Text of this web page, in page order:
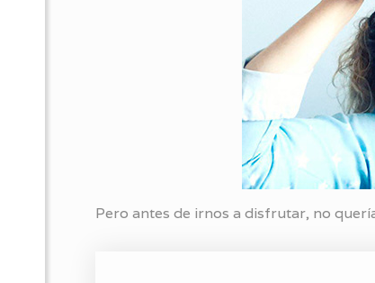
Pero antes de irnos a disfrutar, no